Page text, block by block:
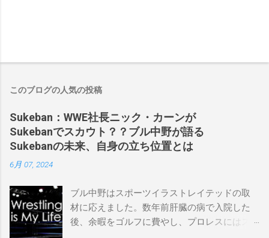
このブログの人気の投稿
Sukeban：WWE社長ニック・カーンが
Sukebanでスカウト？？ブル中野が語る
Sukebanの未来、自身の立ち位置とは
6月 07, 2024
ブル中野はスポーツイラストレイテッドの取
材に応えました。数年前肝臓の病で入院した
後、余暇をゴルフに費やし、プロレスにはス